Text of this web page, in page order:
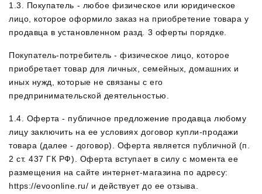
1.3. Покупатель - любое физическое или юридическое
лицо, которое оформило заказ на приобретение товара у
продавца в установленном разд. 3 оферты порядке.
Покупатель-потребитель - физическое лицо, которое
приобретает товар для личных, семейных, домашних и
иных нужд, которые не связаны с его
предпринимательской деятельностью.
1.4. Оферта - публичное предложение продавца любому
лицу заключить на ее условиях договор купли-продажи
товара (далее - договор). Оферта является публичной (п.
2 ст. 437 ГК РФ). Оферта вступает в силу с момента ее
размещения на сайте интернет-магазина по адресу:
https://evoonline.ru/ и действует до ее отзыва.